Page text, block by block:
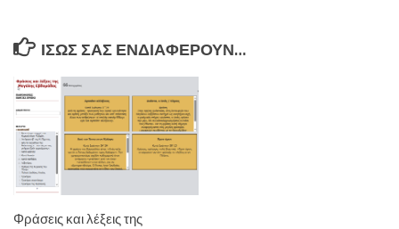
ΊΣΩΣ ΣΑΣ ΕΝΔΙΑΦΈΡΟΥΝ…
Φράσεις και λέξεις της